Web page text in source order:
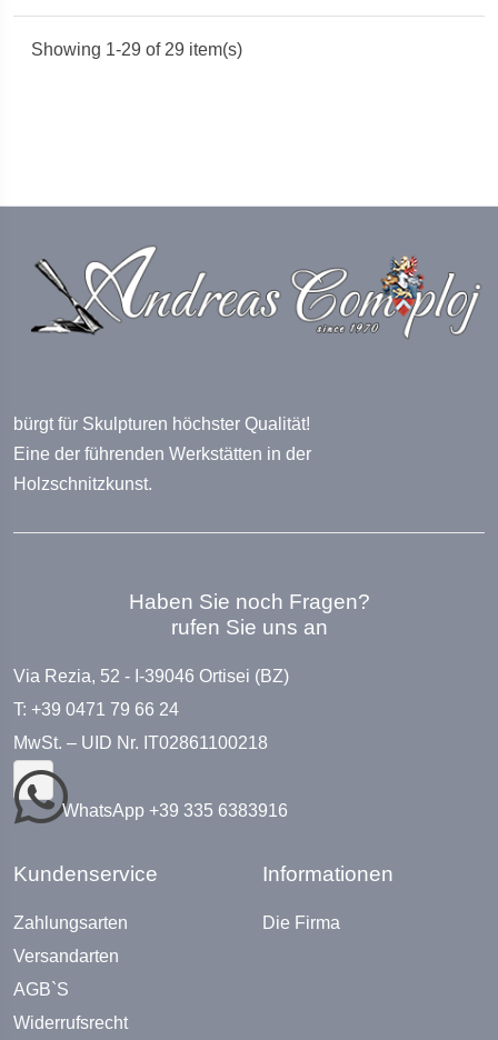
Showing 1-29 of 29 item(s)
bürgt für Skulpturen höchster Qualität!
Eine der führenden Werkstätten in der
Holzschnitzkunst.
Haben Sie noch Fragen?
rufen Sie uns an
Via Rezia, 52 - I-39046 Ortisei (BZ)
T: +39 0471 79 66 24
MwSt. – UID Nr. IT02861100218
WhatsApp +39 335 6383916
Kundenservice
Zahlungsarten
Versandarten
AGB`S
Widerrufsrecht
Informationen
Die Firma